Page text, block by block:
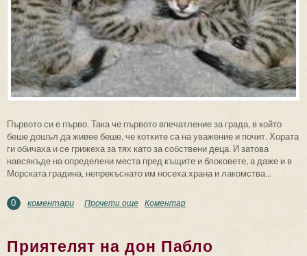
Първото си е първо. Така че първото впечатление за града, в който
беше дошъл да живее беше, че котките са на уважение и почит. Хората
ги обичаха и се грижеха за тях като за собствени деца. И затова
навсякъде на определени места пред къщите и блоковете, а даже и в
Морската градина, непрекъснато им носеха храна и лакомства...
0 коментари Прочети още about Градът на котките
Коментар
Приятелят на дон Пабло